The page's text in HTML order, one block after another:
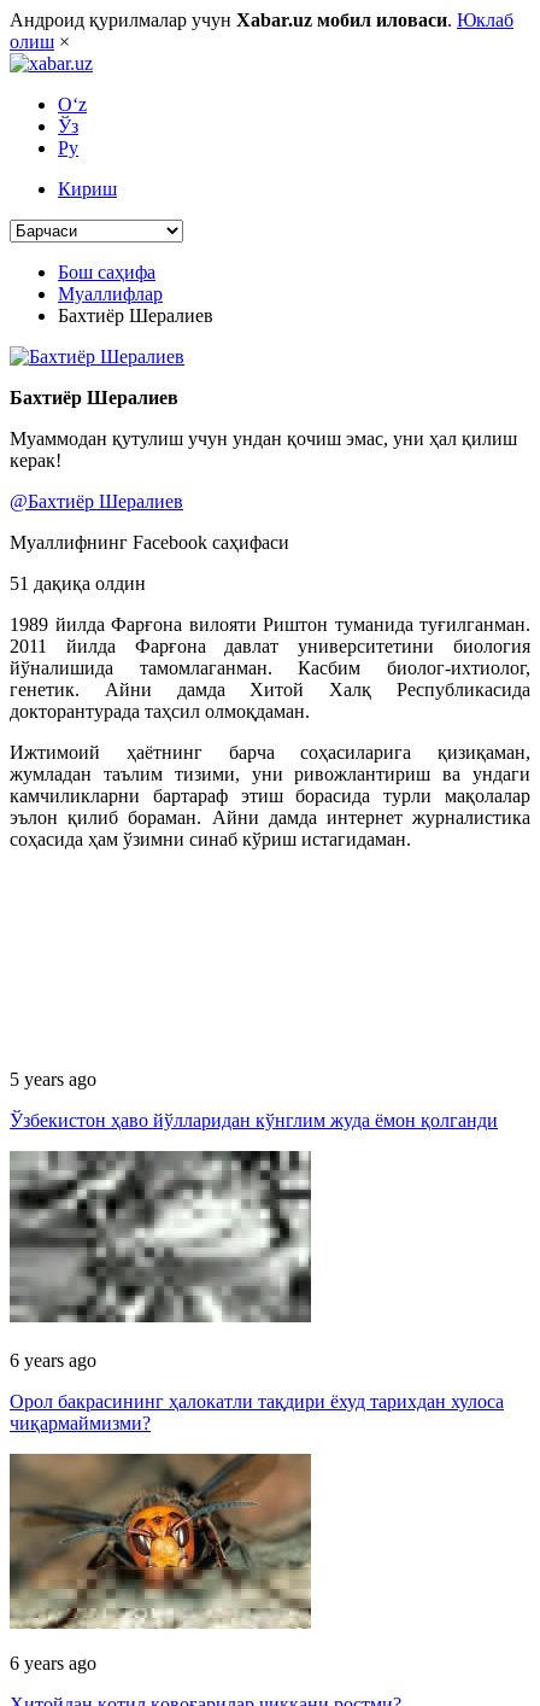
Андроид қурилмалар учун Xabar.uz мобил иловаси. Юклаб
олиш ×
O‘z
Ўз
Ру
Кириш
Бош саҳифа
Муаллифлар
Бахтиёр Шералиев
Бахтиёр Шералиев
Муаммодан қутулиш учун ундан қочиш эмас, уни ҳал қилиш
керак!
@Бахтиёр Шералиев
Муаллифнинг Facebook саҳифаси
51 дақиқа олдин
1989 йилда Фарғона вилояти Риштон туманида туғилганман.
2011 йилда Фарғона давлат университетини биология
йўналишида тамомлаганман. Касбим биолог-ихтиолог,
генетик. Айни дамда Хитой Халқ Республикасида
докторантурада таҳсил олмоқдаман.
Ижтимоий ҳаётнинг барча соҳасиларига қизиқаман,
жумладан таълим тизими, уни ривожлантириш ва ундаги
камчиликларни бартараф этиш борасида турли мақолалар
эълон қилиб бораман. Айни дамда интернет журналистика
соҳасида ҳам ўзимни синаб кўриш истагидаман.
5 years ago
Ўзбекистон ҳаво йўлларидан кўнглим жуда ёмон қолганди
6 years ago
Орол бакрасининг ҳалокатли тақдири ёхуд тарихдан хулоса
чиқармаймизми?
6 years ago